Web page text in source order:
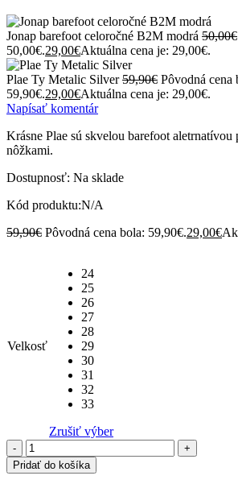
Jonap barefoot celoročné B2M modrá 50,00€
50,00€.29,00€Aktuálna cena je: 29,00€.
Plae Ty Metalic Silver 59,90€ Pôvodná cena
59,90€.29,00€Aktuálna cena je: 29,00€.
Napísať komentár
Krásne Plae sú skvelou barefoot aletrnatívou
nôžkami.
Dostupnosť: Na sklade
Kód produktu:N/A
59,90€ Pôvodná cena bola: 59,90€.29,00€
Velkosť
24
25
26
27
28
29
30
31
32
33
Zrušiť výber
Pridať do košíka